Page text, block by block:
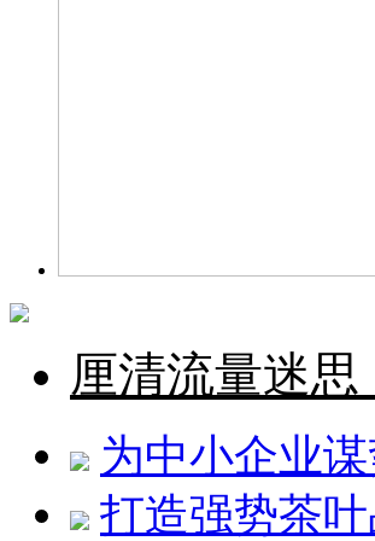
厘清流量迷
为中小企业
打造强势茶